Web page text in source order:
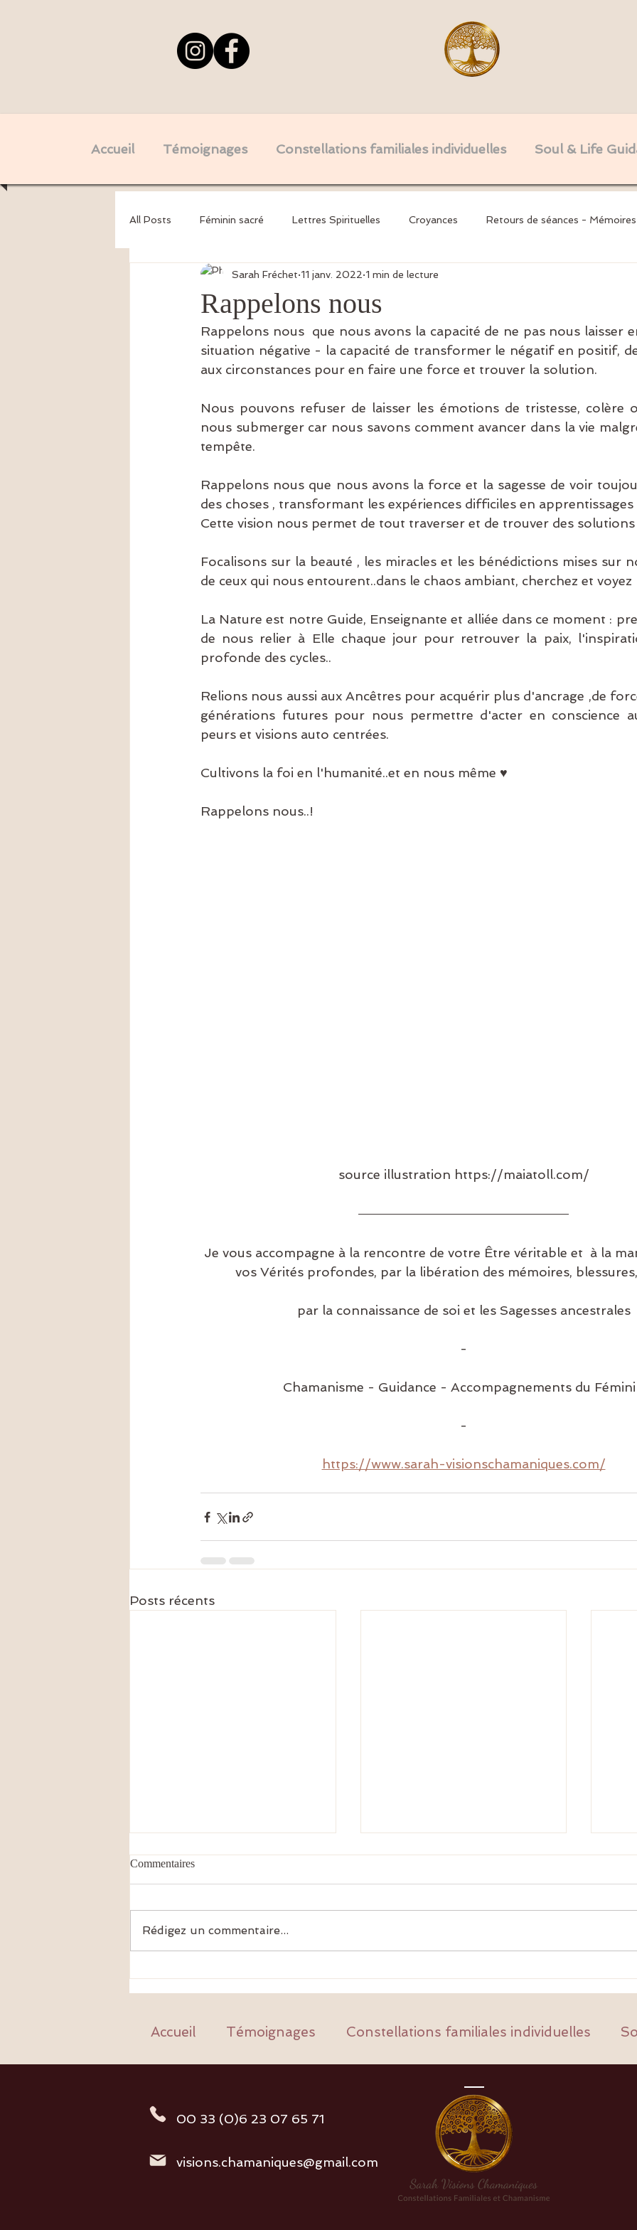
Accueil Témoignages Constellations familiales individuelles Soul & Life
All Posts Féminin sacré Lettres Spirituelles Croyances Retours de séances - Mémoires
Psychogénéalogie - Mémoires transgé Invocations
épigénétique transgénérationnel
Rappelons nous
Sarah Fréchet 11 janv. 2022 1 min de lecture
Rappelons nous  que nous avons la capacité de ne pas nous laisser
situation négative - la capacité de transformer le négatif en positif,
aux circonstances pour en faire une force et trouver la solution.
Nous pouvons refuser de laisser les émotions de tristesse, colère
nous submerger car nous savons comment avancer dans la vie
tempête.
Rappelons nous que nous avons la force et la sagesse de voir
des choses , transformant les expériences difficiles en apprentissages
Cette vision nous permet de tout traverser et de trouver des solutions
Focalisons sur la beauté , les miracles et les bénédictions mises sur
de ceux qui nous entourent..dans le chaos ambiant, cherchez et voyez
La Nature est notre Guide, Enseignante et alliée dans ce moment :
de nous relier à Elle chaque jour pour retrouver la paix,
profonde des cycles..
Relions nous aussi aux Ancêtres pour acquérir plus d'ancrage ,de
générations futures pour nous permettre d'acter en conscience
peurs et visions auto centrées.
Cultivons la foi en l'humanité..et en nous même ♥
Rappelons nous..!
source illustration https://maiatoll.com/
Je vous accompagne à la rencontre de votre Être véritable et  à la
vos Vérités profondes, par la libération des mémoires,
par la connaissance de soi et les Sagesses ancestrales
-
Chamanisme - Guidance - Accompagnements du
-
https://www.sarah-visionschamaniques.com/
Posts récents
demain commençait par tes
Commentaires
Rédigez un commentaire...
Accueil Témoignages Constellations familiales individuelles
00 33 (0)6 23 07 65 71
visions.chamaniques@gmail.com